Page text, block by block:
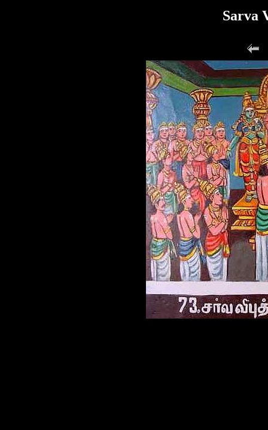
Sarva